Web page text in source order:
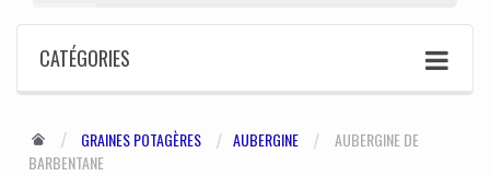
CATÉGORIES
GRAINES POTAGÈRES AUBERGINE
AUBERGINE DE
BARBENTANE